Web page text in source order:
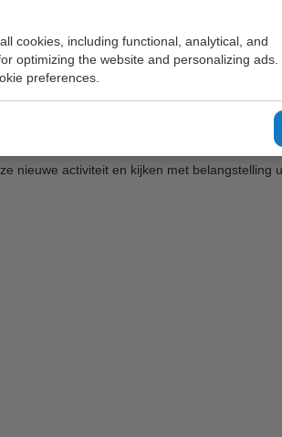
cookies, including functional, analytical, and
optimizing the website and personalizing ads.
preferences.
worden zodat de klanten van UWT via de
condities. Hiermee wordt een
een belangrijke impuls krijgt waardoor het
containers leeg aan- en afgevoerd hoeven te
nieuwe activiteit en kijken met belangstelling